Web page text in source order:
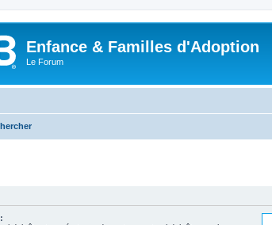
Enfance & Familles d'Adoption
Le Forum